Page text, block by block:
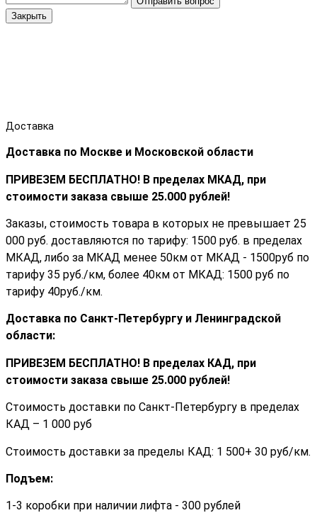
Закрыть
Доставка
Доставка по Москве и Московской области
ПРИВЕЗЕМ БЕСПЛАТНО! В пределах МКАД, при
стоимости заказа cвыше 25.000 рублей!
Заказы, стоимость товара в которых не превышает 25
000 руб. доставляются по тарифу: 1500 руб. в пределах
МКАД, либо за МКАД менее 50км от МКАД - 1500руб по
тарифу 35 руб./км, более 40км от МКАД: 1500 руб по
тарифу 40руб./км.
Доставка по Санкт-Петербургу и Ленинградской
области:
ПРИВЕЗЕМ БЕСПЛАТНО! В пределах КАД, при
стоимости заказа cвыше 25.000 рублей!
Стоимость доставки по Санкт-Петербургу в пределах
КАД – 1 000 руб
Стоимость доставки за пределы КАД: 1 500+ 30 руб/км.
Подъем:
1-3 коробки при наличии лифта - 300 рублей